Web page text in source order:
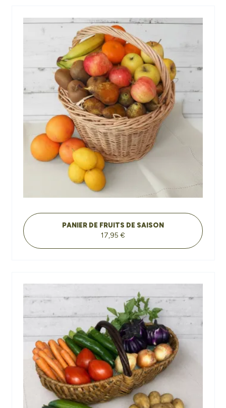
PANIER DE FRUITS DE SAISON
17,95 €